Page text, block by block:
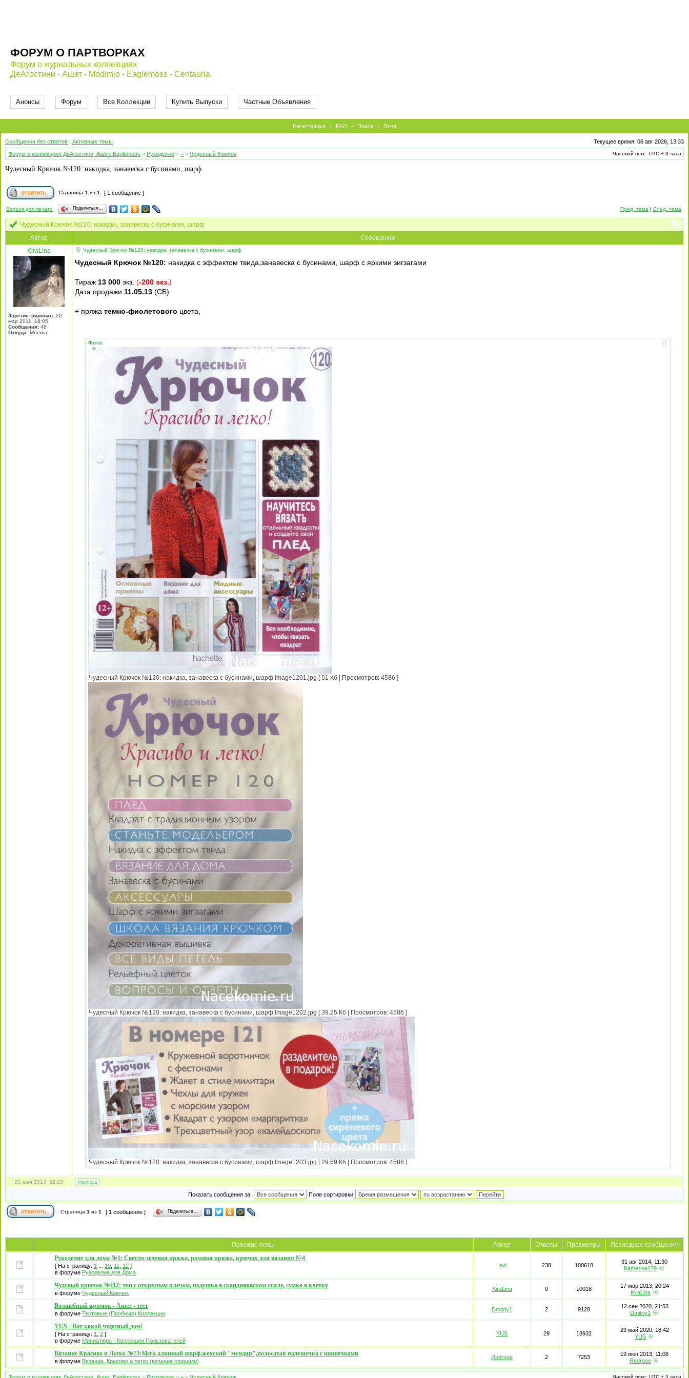
ФОРУМ О ПАРТВОРКАХ
Форум о журнальных коллекциях
ДеАгостини - Ашет - Modimio - Eaglemoss - Centauria
Анонсы Форум Все Коллекции Купить Выпуски Частные Объявления
Регистрация • FAQ • Поиск • Вход
Сообщения без ответов | Активные темы
Текущее время: 06 авг 2026, 13:33
Форум о коллекциях ДеАгостини, Ашет, Eaglemoss » Рукоделие » + » Чудесный Крючок Часовой пояс: UTC + 3 часа
Чудесный Крючок №120: накидка, занавеска с бусинами, шарф
Страница 1 из 1 [ 1 сообщение ]
Версия для печати Поделиться… Пред. тема | След. тема
Чудесный Крючок №120: накидка, занавеска с бусинами, шарф
Автор
Сообщение
KiraLina
Зарегистрирован: 20
мар 2011, 18:05
Сообщения: 48
Откуда: Москва
Чудесный Крючок №120: накидка, занавеска с бусинами, шарф
Чудесный Крючок №120: накидка с эффектом твида,занавеска с бусинами, шарф с яркими зигзагами
Тираж 13 000 экз. (-200 экз.)
Дата продажи 11.05.13 (СБ)
+ пряжа темно-фиолетового цвета,
Фото:
Чудесный Крючок №120: накидка, занавеска с бусинами, шарф Image1201.jpg [ 51 Кб | Просмотров: 4586 ]
Чудесный Крючок №120: накидка, занавеска с бусинами, шарф Image1202.jpg [ 39.25 Кб | Просмотров: 4586 ]
Чудесный Крючок №120: накидка, занавеска с бусинами, шарф Image1203.jpg [ 29.69 Кб | Просмотров: 4586 ]
21 май 2013, 22:23
Показать сообщения за: Поле сортировки
Страница 1 из 1 [ 1 сообщение ] Поделиться…
Похожие темы Автор Ответы Просмотры
Последнее сообщение
Рукоделие для дома №1: Светло-зеленая пряжа, розовая пряжа, крючок для вязания №4
[ На страницу: 1 10 11 12 ]
в форуме Рукоделие для Дома
Irvi 238 100618
31 авг 2014, 11:30
Katherine279
Чудсный крючок №112: топ с открытым плечом, подушка в скандинавском стиле, сумка в клетку
в форуме Чудесный Крючок
KiraLina 0 10018
17 мар 2013, 20:24
KiraLina
Волшебный крючок - Ашет - тест
в форуме Тестовые (Пробные) Коллекции
Dmitriy1 2 9128
12 сен 2020, 21:53
Dmitriy1
YUS - Вот какой чудесный дом!
[ На страницу: 1 2 ]
в форуме Миниатюра - Коллекции Пользователей
YUS 29 18932
23 май 2020, 18:42
YUS
Вязание Красиво и Легко №73:Мега-длинный шарф,женский "мундир",полосатая подушечка с шишечками
в форуме Вязание. Красиво и легко (вязание спицами)
Redrose 2 7253
19 июн 2013, 11:08
Redrose
Часовой пояс: UTC + 3 часа